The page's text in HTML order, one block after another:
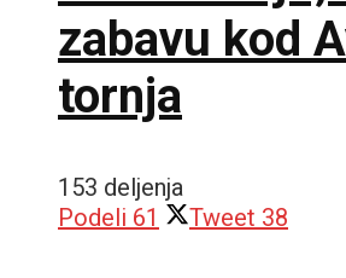
zabavu kod
tornja
153 deljenja
Podeli 61 Tweet 38